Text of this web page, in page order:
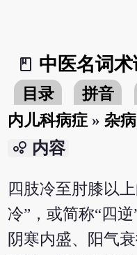
book_2
中医名词
目录 拼音
内儿科病症 »杂病
bubble_chart 内容
四肢冷至肘膝以
冷”，或简称“四
阴寒内盛、阳气